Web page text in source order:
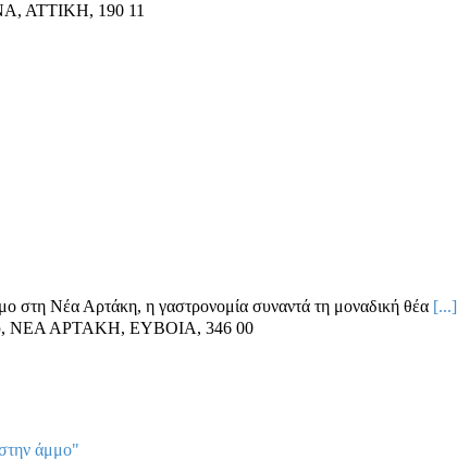
ΑΤΤΙΚΗ, 190 11
στη Νέα Αρτάκη, η γαστρονομία συναντά τη μοναδική θέα [...]
, ΝΕΑ ΑΡΤΑΚΗ, ΕΥΒΟΙΑ, 346 00
άμμο"